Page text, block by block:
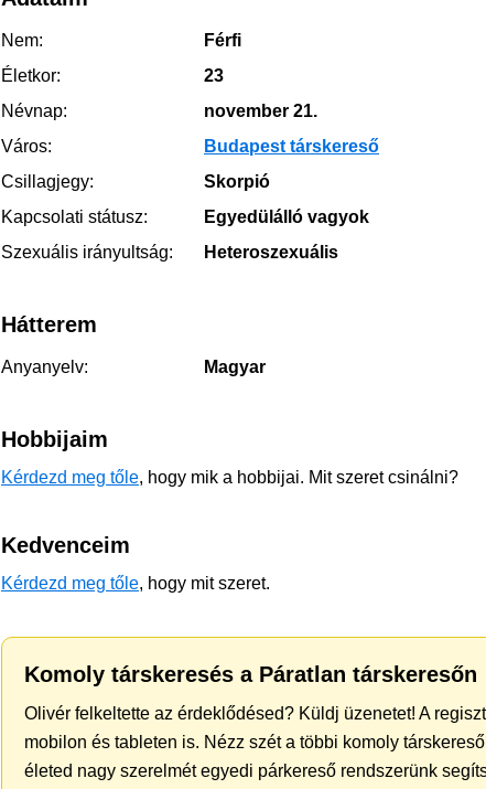
Nem:
Férfi
Életkor:
23
Névnap:
november 21.
Város:
Budapest társkereső
Csillagjegy:
Skorpió
Kapcsolati státusz:
Egyedülálló vagyok
Szexuális irányultság:
Heteroszexuális
Hátterem
Anyanyelv: Magyar
Hobbijaim
Kérdezd meg tőle, hogy mik a hobbijai. Mit szeret csinálni?
Kedvenceim
Kérdezd meg tőle, hogy mit szeret.
Komoly társkeresés a Páratlan társkeresőn
Olivér felkeltette az érdeklődésed? Küldj üzenetet! A
mobilon és tableten is. Nézz szét a többi komoly
életed nagy szerelmét egyedi párkereső rendszerünk